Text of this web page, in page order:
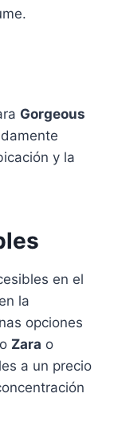
Gorgeous
y la
en el
la
opciones
Zara o
a un precio